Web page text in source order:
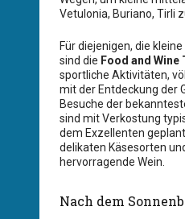
Vetulonia, Buriano, Tirli
Für diejenigen, die
sind die Food and Wine
sportliche Aktivitäten,
mit der Entdeckung der
Besuche der
sind mit Verkostung
dem Exzellenten
delikaten Käsesorten
hervorragende Wein.
Nach dem